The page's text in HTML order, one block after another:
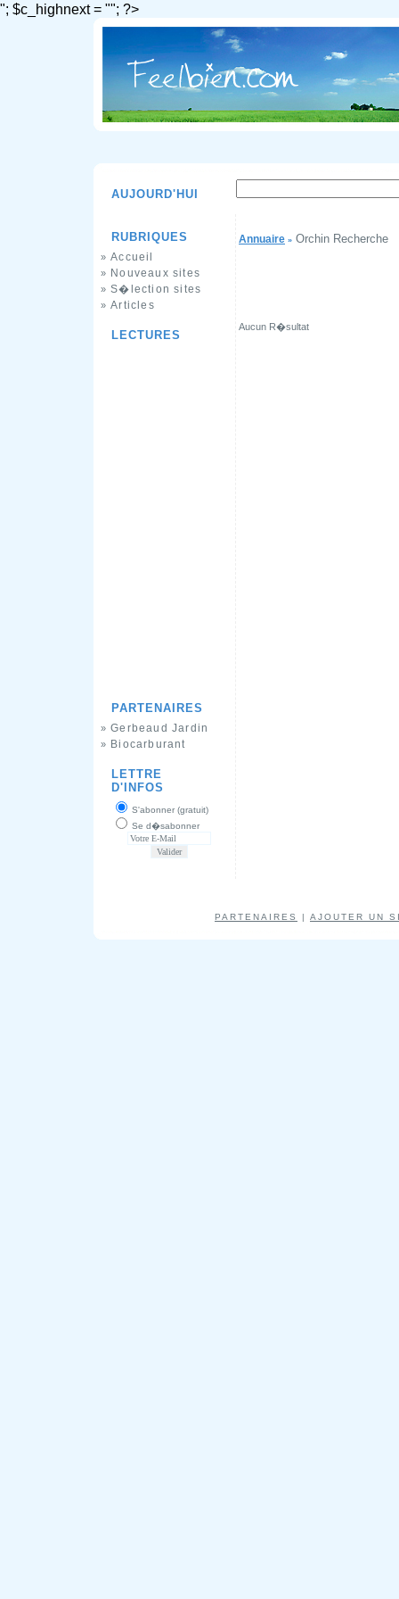
"; $c_highnext = ""; ?>
AUJOURD'HUI
RUBRIQUES
» Accueil
» Nouveaux sites
» S�lection sites
» Articles
LECTURES
PARTENAIRES
» Gerbeaud Jardin
» Biocarburant
LETTRE
D'INFOS
S'abonner (gratuit)
Se d�sabonner
Annuaire » Orchin Recherche
Aucun R�sultat
PARTENAIRES | AJOUTER UN